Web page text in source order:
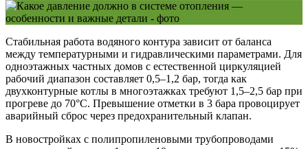
Стабильная работа водяного контура зависит от баланса
между температурными и гидравлическими параметрами. Для
одноэтажных частных домов с естественной циркуляцией
рабочий диапазон составляет 0,5–1,2 бар, тогда как
двухконтурные котлы в многоэтажках требуют 1,5–2,5 бар при
прогреве до 70°C. Превышение отметки в 3 бара провоцирует
аварийный сброс через предохранительный клапан.
В новостройках с полипропиленовыми трубопроводами